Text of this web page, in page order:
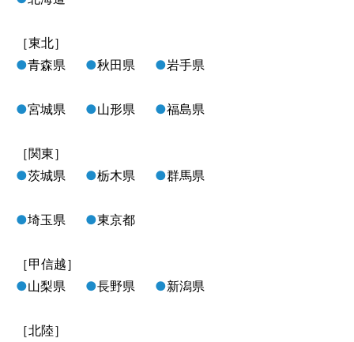
［東北］
●青森県 ●秋田県 ●岩手県
●宮城県 ●山形県 ●福島県
［関東］
●茨城県 ●栃木県 ●群馬県
●埼玉県 ●東京都
［甲信越］
●山梨県 ●長野県 ●新潟県
［北陸］